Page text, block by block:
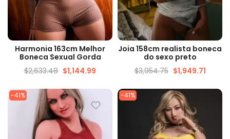
VISUALIZAÇÃO RÁPIDA
Harmonia 163cm Melhor
Boneca Sexual Gorda
$2,633.48 $1,144.99
VISUALIZAÇÃO RÁPIDA
Joia 158cm realista boneca
do sexo preto
$3,954.75 $1,949.71
-41% -41%